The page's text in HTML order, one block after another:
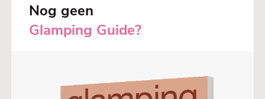
Nog geen
Glamping Guide?